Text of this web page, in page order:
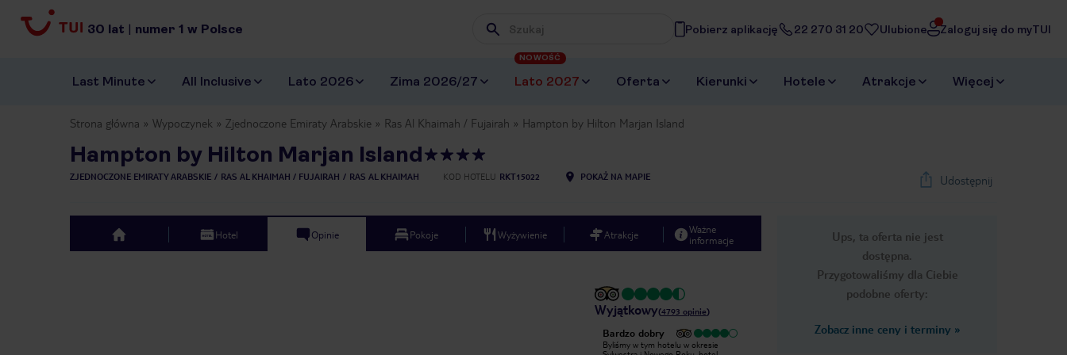
30 lat | numer 1 w Polsce Wpisz frazę, której szukasz
Pobierz aplikację 22 270 31 20 Ulubione Zaloguj się do myTUI
Last Minute All Inclusive Lato 2026 Zima 2026/27 Lato 2027
NOWOŚĆ
Oferta Kierunki Hotele Atrakcje Więcej
Strona główna Wypoczynek Zjednoczone Emiraty Arabskie Ras Al Khaimah / Fujairah Hampton by Hilton Marjan Island
Hampton by Hilton Marjan Island
ZJEDNOCZONE EMIRATY ARABSKIE RAS AL KHAIMAH / FUJAIRAH RAS AL KHAIMAH KOD HOTELU RKT15022 POKAŻ NA MAPIE Udostępnij
Ups, ta oferta nie jest
dostępna.
Przygotowaliśmy dla Ciebie
podobne oferty:
Zobacz inne ceny i terminy »
top Hotel Opinie Pokoje Wyżywienie Atrakcje
Ważne
informacje
Wyjątkowy(4793 opinie)
Bardzo dobry
Byliśmy w tym hotelu w okresie
Wyjątkowy